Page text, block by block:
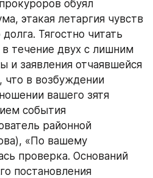
обуял
этакая летаргия чувств
Тягостно читать
течение двух с лишним
и заявления отчаявшейся
в возбуждении
вашего зятя
события
районной
«По вашему
проверка. Оснований
постановления